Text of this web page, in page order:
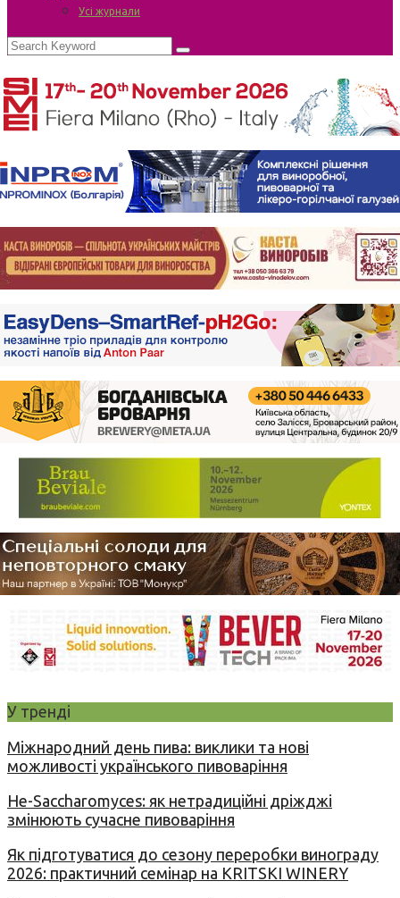
Усі журнали
У тренді
Міжнародний день пива: виклики та нові
можливості українського пивоваріння
Не-Saccharomyces: як нетрадиційні дріжджі
змінюють сучасне пивоваріння
Як підготуватися до сезону переробки винограду
2026: практичний семінар на KRITSKI WINERY